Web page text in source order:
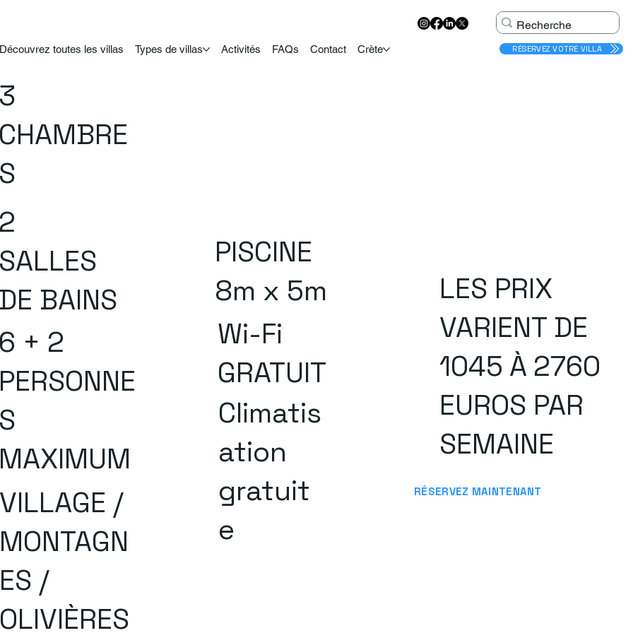
toutes les villas Types de villas Activités FAQs Contact Crète RÉSERVEZ VOTRE VILLA
BAINS
+ 2
/
/
PISCINE
8m x 5m
Wi-Fi
GRATUIT
Climatis
ation
gratuit
e
LES PRIX
VARIENT DE
1045 À 2760
EUROS PAR
SEMAINE
RÉSERVEZ MAINTENANT